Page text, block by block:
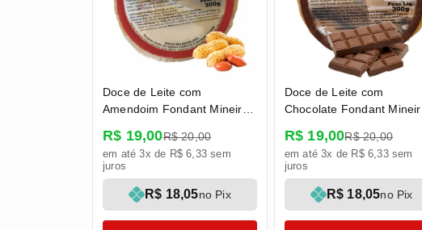
Doce de Leite com
Amendoim Fondant Mineiro
da Serra
R$ 19,00R$ 20,00
R$ 18,05no Pix
em até 3x de R$ 6,33 sem
juros
Doce de Leite com
Chocolate Fondant Mineiro
da Serra
R$ 19,00R$ 20,00
R$ 18,05no Pix
em até 3x de R$ 6,33 sem
juros